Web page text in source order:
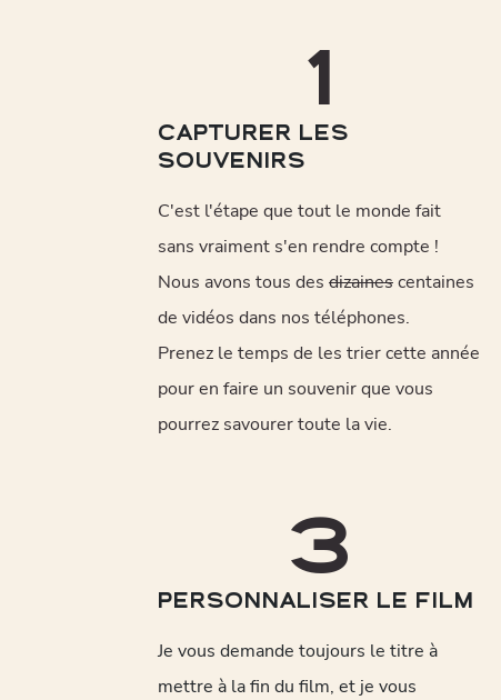
1
CAPTURER LES
SOUVENIRS
C'est l'étape que tout le monde fait
sans vraiment s'en rendre compte !
Nous avons tous des dizainescentaines
de vidéos dans nos téléphones.
Prenez le temps de les trier cette année
pour en faire un souvenir que vous
pourrez savourer toute la vie.
3
PERSONNALISER LE FILM
Je vous demande toujours le titre à
mettre à la fin du film, et je vous